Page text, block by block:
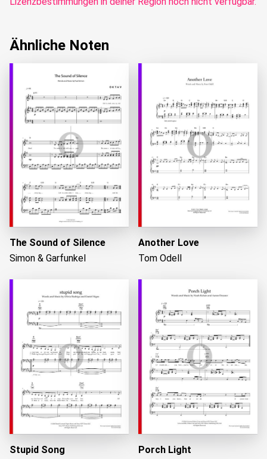
Ähnliche Noten
The Sound of Silence
Simon & Garfunkel
Another Love
Tom Odell
Stupid Song
Porch Light